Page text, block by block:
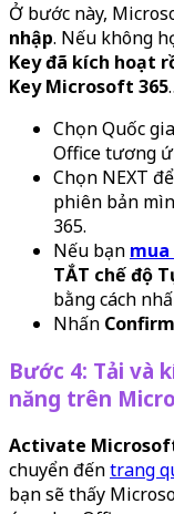
Ở bước này,
nhập. Nếu không
Key đã kích hoạt
Key Microsoft 365
Chọn Quốc
Office tương
Chọn NEXT
phiên bản
365.
Nếu bạn
TẮT chế độ
bằng cách
Nhấn Confirm
Bước 4: Tải và
năng trên
Activate
chuyển đếntrang
bạn sẽ thấy